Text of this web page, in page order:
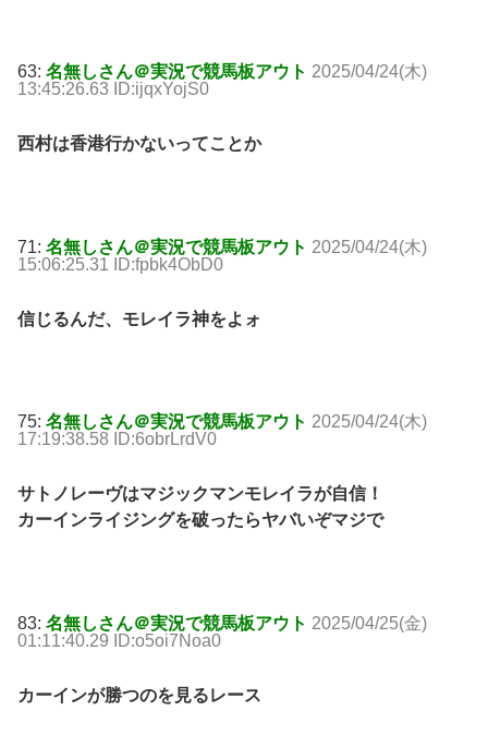
63: 名無しさん＠実況で競馬板アウト 2025/04/24(木)
13:45:26.63 ID:ijqxYojS0
西村は香港行かないってことか
71: 名無しさん＠実況で競馬板アウト 2025/04/24(木)
15:06:25.31 ID:fpbk4ObD0
信じるんだ、モレイラ神をよォ
75: 名無しさん＠実況で競馬板アウト 2025/04/24(木)
17:19:38.58 ID:6obrLrdV0
サトノレーヴはマジックマンモレイラが自信！
カーインライジングを破ったらヤバいぞマジで
83: 名無しさん＠実況で競馬板アウト 2025/04/25(金)
01:11:40.29 ID:o5oi7Noa0
カーインが勝つのを見るレース